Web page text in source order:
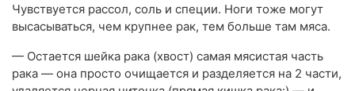
Чувствуется рассол, соль и специи. Ноги тоже могут
высасываться, чем крупнее рак, тем больше там мяса.
— Остается шейка рака (хвост) самая мясистая часть
рака — она просто очищается и разделяется на 2 части,